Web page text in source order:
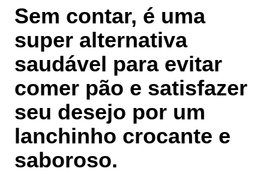
Sem contar, é uma
super alternativa
saudável para evitar
comer pão e satisfazer
seu desejo por um
lanchinho crocante e
saboroso.